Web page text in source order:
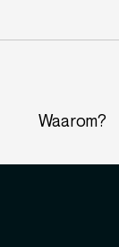
Waarom?